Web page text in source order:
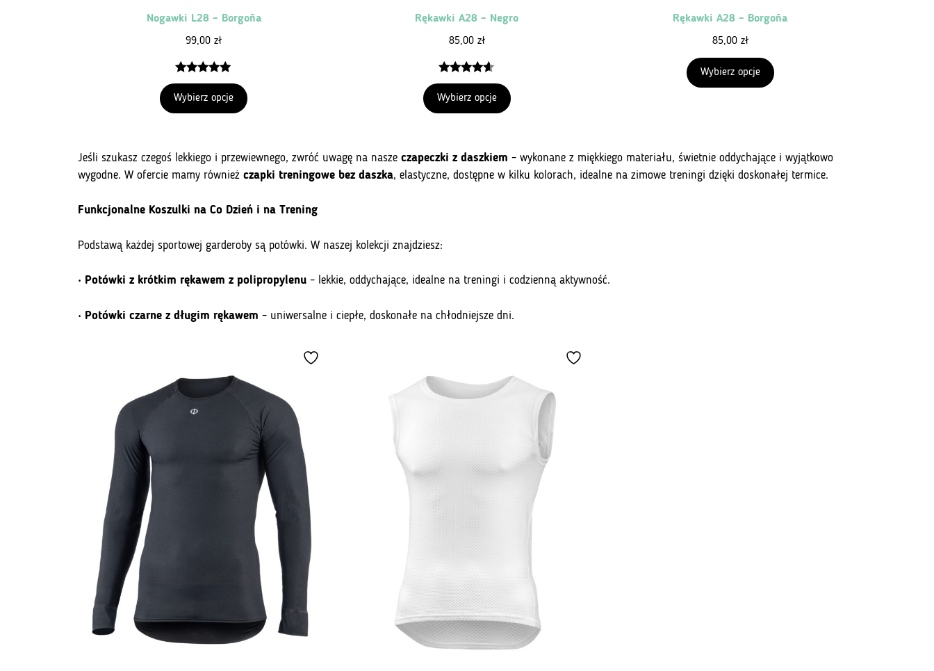
Nogawki L28 – Borgoña
99,00zł
5.00z 5
Wybierz opcje
Rękawki A28 – Negro
85,00 zł
4.50z 5
Wybierz opcje
Rękawki A28 – Borgoña
85,00 zł
Wybierz opcje
Jeśli szukasz czegoś lekkiego i przewiewnego, zwróć uwagę na nasze czapeczki z daszkiem – wykonane z miękkiego materiału, świetnie oddychające i wyjątkowo
wygodne. W ofercie mamy również czapki treningowe bez daszka, elastyczne, dostępne w kilku kolorach, idealne na zimowe treningi dzięki doskonałej termice.
Funkcjonalne Koszulki na Co Dzień i na Trening
Podstawą każdej sportowej garderoby są potówki. W naszej kolekcji znajdziesz:
• Potówki z krótkim rękawem z polipropylenu – lekkie, oddychające, idealne na treningi i codzienną aktywność.
• Potówki czarne z długim rękawem – uniwersalne i ciepłe, doskonałe na chłodniejsze dni.